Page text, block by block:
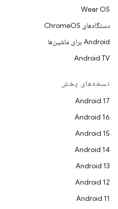
Wear OS
دستگاه‌های ChromeOS
Android برای ماشین‌ها
Android TV
نسخه‌های پخش
Android 17
Android 16
Android 15
Android 14
Android 13
Android 12
Android 11